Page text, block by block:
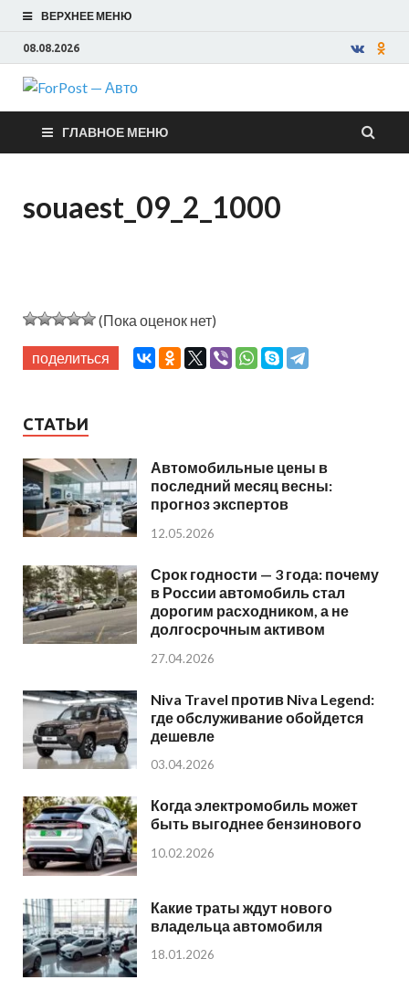
ВЕРХНЕЕ МЕНЮ
08.08.2026
ForPost —
Авто
ГЛАВНОЕ МЕНЮ
souaest_09_2_1000
(Пока оценок нет)
поделиться
СТАТЬИ
Автомобильные цены в
последний месяц весны:
прогноз экспертов
12.05.2026
Срок годности — 3 года: почему
в России автомобиль стал
дорогим расходником, а не
долгосрочным активом
27.04.2026
Niva Travel против Niva Legend:
где обслуживание обойдется
дешевле
03.04.2026
Когда электромобиль может
быть выгоднее бензинового
10.02.2026
Какие траты ждут нового
владельца автомобиля
18.01.2026